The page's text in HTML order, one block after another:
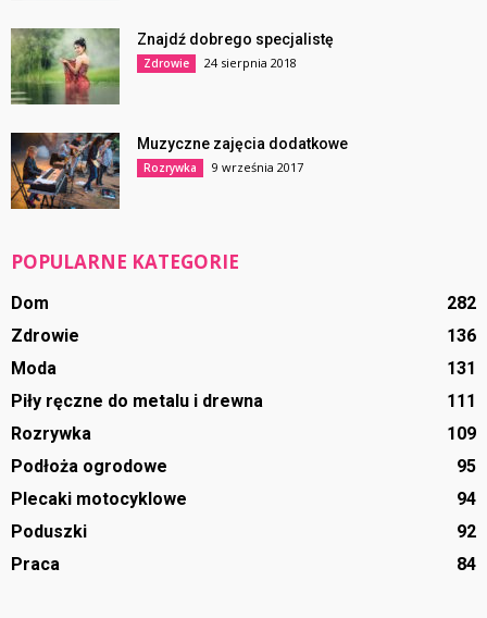
Znajdź dobrego specjalistę
Zdrowie 24 sierpnia 2018
Muzyczne zajęcia dodatkowe
Rozrywka 9 września 2017
POPULARNE KATEGORIE
Dom
282
Zdrowie
136
Moda
131
Piły ręczne do metalu i drewna
111
Rozrywka
109
Podłoża ogrodowe
95
Plecaki motocyklowe
94
Poduszki
92
Praca
84